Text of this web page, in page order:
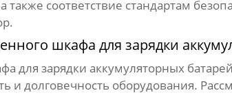
также соответствие стандартам
шкафа для зарядки
для зарядки аккумуляторных батарей
и долговечность оборудования.